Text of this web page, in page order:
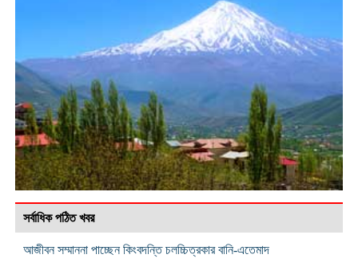
সর্বাধিক পঠিত খবর
আজীবন সম্মাননা পাচ্ছেন কিংবদন্তি চলচ্চিত্রকার বানি-এতেমাদ